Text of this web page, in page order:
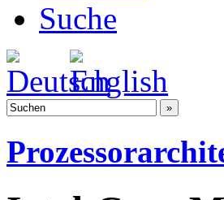
Suche